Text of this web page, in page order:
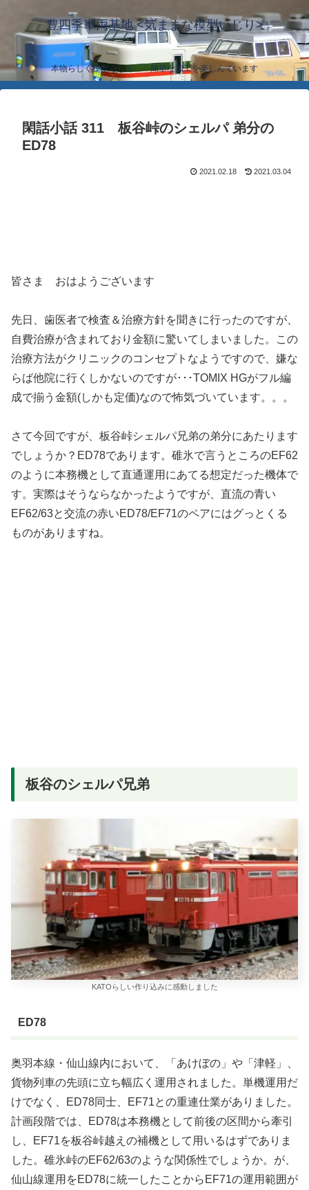
豊四季車両基地 <気ままな模型いじり>
本物らしく模型らしく… 簡単な加工を楽しんでいます
閑話小話 311 板谷峠のシェルパ 弟分の
ED78
2021.02.18 2021.03.04
皆さま おはようございます
先日、歯医者で検査＆治療方針を聞きに行ったのですが、
自費治療が含まれており金額に驚いてしまいました。この
治療方法がクリニックのコンセプトなようですので、嫌な
らば他院に行くしかないのですが･･･TOMIX HGがフル編
成で揃う金額(しかも定価)なので怖気づいています。。。
さて今回ですが、板谷峠シェルパ兄弟の弟分にあたります
でしょうか？ED78であります。碓氷で言うところのEF62
のように本務機として直通運用にあてる想定だった機体で
す。実際はそうならなかったようですが、直流の青い
EF62/63と交流の赤いED78/EF71のペアにはグっとくる
ものがありますね。
板谷のシェルパ兄弟
KATOらしい作り込みに感動しました
ED78
奥羽本線・仙山線内において、「あけぼの」や「津軽」、
貨物列車の先頭に立ち幅広く運用されました。単機運用だ
けでなく、ED78同士、EF71との重連仕業がありました。
計画段階では、ED78は本務機として前後の区間から牽引
し、EF71を板谷峠越えの補機として用いるはずでありま
した。碓氷峠のEF62/63のような関係性でしょうか。が、
仙山線運用をED78に統一したことからEF71の運用範囲が